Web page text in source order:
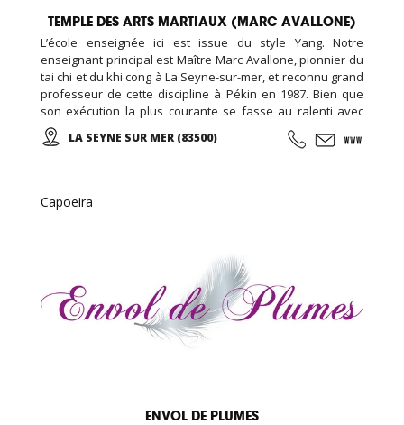
TEMPLE DES ARTS MARTIAUX (MARC AVALLONE)
L’école enseignée ici est issue du style Yang. Notre
enseignant principal est Maître Marc Avallone, pionnier du
tai chi et du khi cong à La Seyne-sur-mer, et reconnu grand
professeur de cette discipline à Pékin en 1987. Bien que
son exécution la plus courante se fasse au ralenti avec
des mouvements doux et unis entre eux, le thai cuc quyen
(taichi) peut s’exécuter de bien des manières différentes,
LA SEYNE SUR MER (83500)
Capoeira
ENVOL DE PLUMES